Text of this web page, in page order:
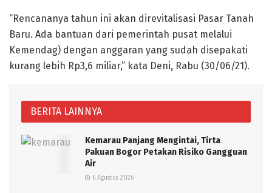
“Rencananya tahun ini akan direvitalisasi Pasar Tanah
Baru. Ada bantuan dari pemerintah pusat melalui
Kemendag) dengan anggaran yang sudah disepakati
kurang lebih Rp3,6 miliar,” kata Deni, Rabu (30/06/21).
BERITA LAINNYA
Kemarau Panjang Mengintai, Tirta
Pakuan Bogor Petakan Risiko Gangguan
Air
6 Agustus 2026